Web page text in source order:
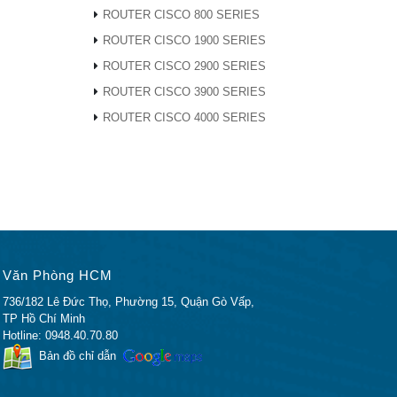
ROUTER CISCO 800 SERIES
ROUTER CISCO 1900 SERIES
ROUTER CISCO 2900 SERIES
ROUTER CISCO 3900 SERIES
ROUTER CISCO 4000 SERIES
Văn Phòng HCM
736/182 Lê Đức Thọ, Phường 15, Quận Gò Vấp,
TP Hồ Chí Minh
Hotline: 0948.40.70.80
Bản đồ chỉ dẫn